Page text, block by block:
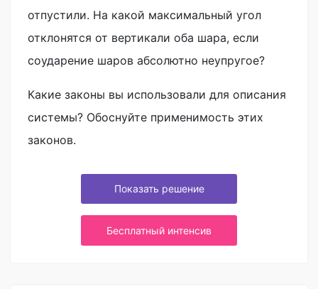
отпустили. На какой максимальный угол
отклонятся от вертикали оба шара, если
соударение шаров абсолютно неупругое?
Какие законы вы использовали для описания
системы? Обоснуйте применимость этих
законов.
Показать решение
Бесплатный интенсив